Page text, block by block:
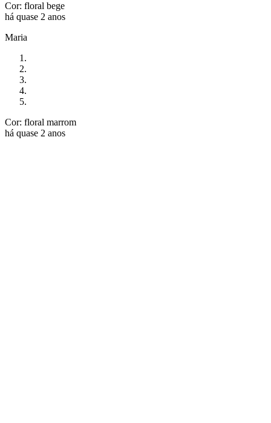
Cor: floral bege
há quase 2 anos
Maria
Cor: floral marrom
há quase 2 anos